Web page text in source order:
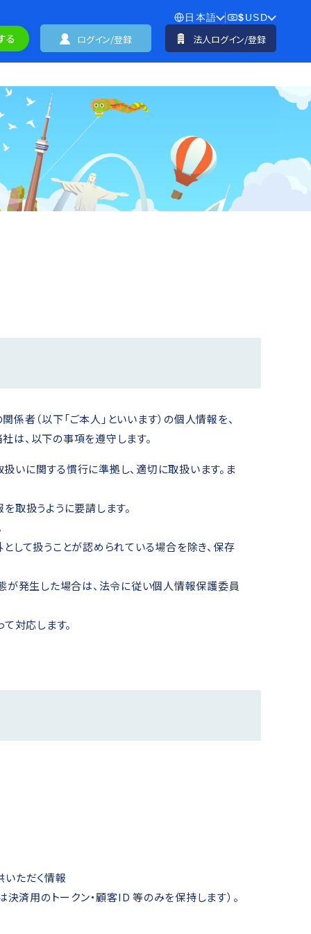
日本語 $USD
る ログイン/登録 法人ログイン/登録
者（以下「ご本人」といいます）の個人情報を、
は、以下の事項を遵守します。
に関する慣行に準拠し、適切に取扱います。ま
取扱うように要請します。
して扱うことが認められている場合を除き、保存
が発生した場合は、法令に従い個人情報保護委員
対応します。
いただく情報
済用のトークン・顧客ID 等のみを保持します）。